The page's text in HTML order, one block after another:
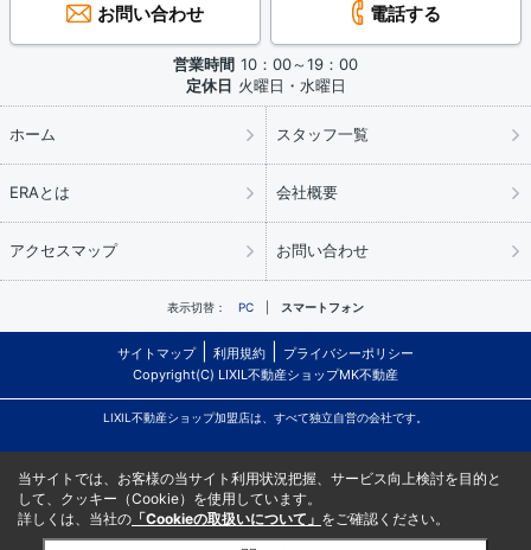
お問い合わせ 電話する
営業時間 10：00～19：00
定休日 火曜日・水曜日
ホーム スタッフ一覧
ERAとは 会社概要
アクセスマップ お問い合わせ
表示切替： PC スマートフォン
サイトマップ 利用規約
プライバシーポリシー
Copyright(C) LIXIL不動産ショップMK不動産
LIXIL不動産ショップ加盟店は、すべて独立自営の会社です。
当サイトでは、お客様の当サイト利用状況把握、サービス向上検討を目的と
して、クッキー（Cookie）を使用しています。
詳しくは、当社の 「Cookieの取扱いについて」 をご確認ください。